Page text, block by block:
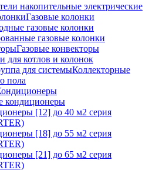
накопительные электрические
Газовые колонки
газовые колонки
газовые колонки
Газовые конвекторы
для котлов и колонок
Коллекторные
пола
кондиционеры
[12] до 40 м2 серия
[18] до 55 м2 серия
[21] до 65 м2 серия